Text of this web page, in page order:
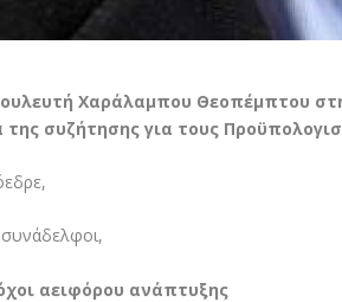
Χαράλαμπου Θεοπέμπτου
της συζήτησης για τους
αειφόρου ανάπτυξης